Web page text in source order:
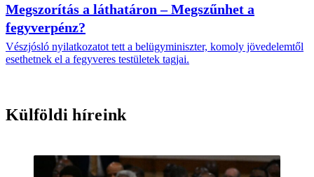
Megszorítás a láthatáron – Megszűnhet a
fegyverpénz?
Vészjósló nyilatkozatot tett a belügyminiszter, komoly jövedelemtől
esethetnek el a fegyveres testületek tagjai.
Külföldi híreink